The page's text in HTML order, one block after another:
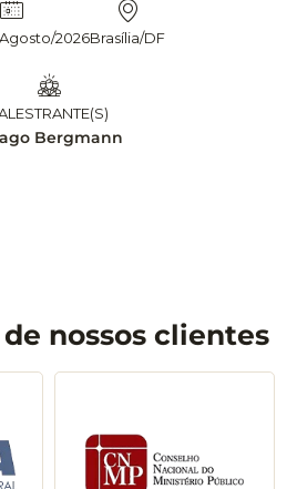
Agosto/2026Brasília/DF
Bergmann
nossos clientes